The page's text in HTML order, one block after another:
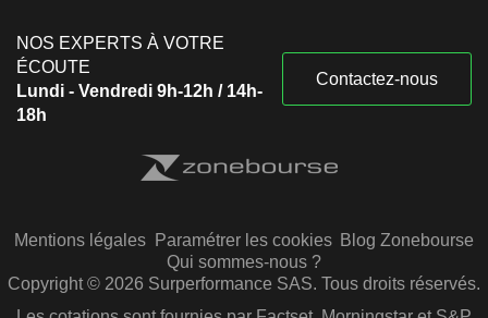
NOS EXPERTS À VOTRE
ÉCOUTE
Lundi - Vendredi 9h-12h / 14h-
18h
Contactez-nous
Mentions légales Paramétrer les cookies Blog Zonebourse
Qui sommes-nous ?
Copyright © 2026 Surperformance SAS. Tous droits réservés.